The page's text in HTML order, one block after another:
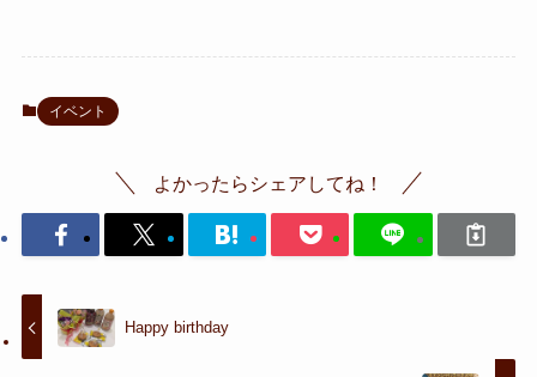
イベント
よかったらシェアしてね！
Happy birthday